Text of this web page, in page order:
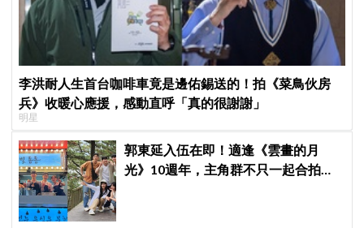
李洪耐人生首台咖啡車竟是邊佑錫送的！拍《菜鳥伙房
兵》收暖心應援，感動直呼「真的很謝謝」
明星
郭東延入伍在即！適逢《雲畫的月
光》10週年，主角群不只一起合拍畫